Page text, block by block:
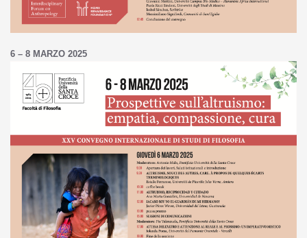
6 – 8 MARZO 2025